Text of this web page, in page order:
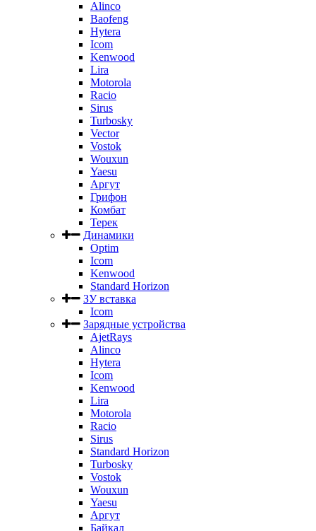
Alinco
Baofeng
Hytera
Icom
Kenwood
Lira
Motorola
Racio
Sirus
Turbosky
Vector
Vostok
Wouxun
Yaesu
Аргут
Грифон
Комбат
Терек
Динамики
Optim
Icom
Kenwood
Standard Horizon
ЗУ вставка
Icom
Зарядные устройства
AjetRays
Alinco
Hytera
Icom
Kenwood
Lira
Motorola
Racio
Sirus
Standard Horizon
Turbosky
Vostok
Wouxun
Yaesu
Аргут
Байкал